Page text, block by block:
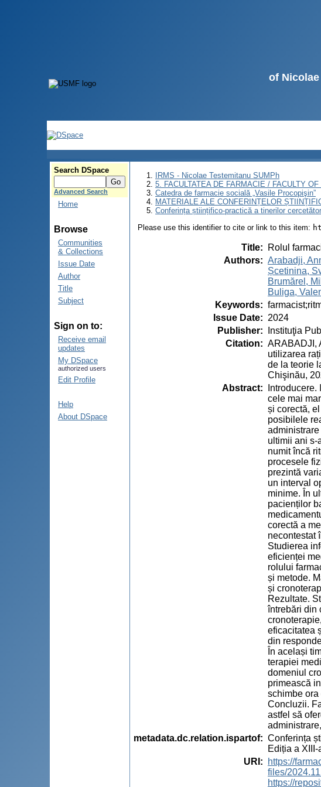
of
Search DSpace
Advanced Search
Home
Browse
Communities
& Collections
Issue Date
Author
Title
Subject
Sign on to:
Receive email
updates
My DSpace
authorized users
Edit Profile
Help
About DSpace
IRMS - Nicolae Testemitanu SUMPh
5. FACULTATEA DE FARMACIE / FACULTY
Catedra de farmacie socială „Vasile Procopişin”
MATERIALE ALE CONFERINȚELOR
Conferința științifico-practică a tinerilor
Please use this identifier to cite or link to this item:
Title:
Rolul
Authors: Arabadji,
Șcetinina,
Brumărel,
Buliga,
Keywords:
Issue Date: 2024
Publisher:
Instituţia
Citation: ARABADJI,
utilizarea
de la teorie
Chişinău,
Abstract:
cele mai
și corectă,
posibilele
ultimii ani s-
numit încă
procesele
prezintă
un interval
minime. În
pacienților
corectă a
necontestat
Studierea
eficienței
rolului
și metode.
și
Rezultate.
întrebări din
eficacitatea
din
În același
terapiei
domeniul
primească
schimbe
Concluzii.
astfel să
metadata.dc.relation.ispartof: Conferința
Ediția a
URI :
https://
files/
https://